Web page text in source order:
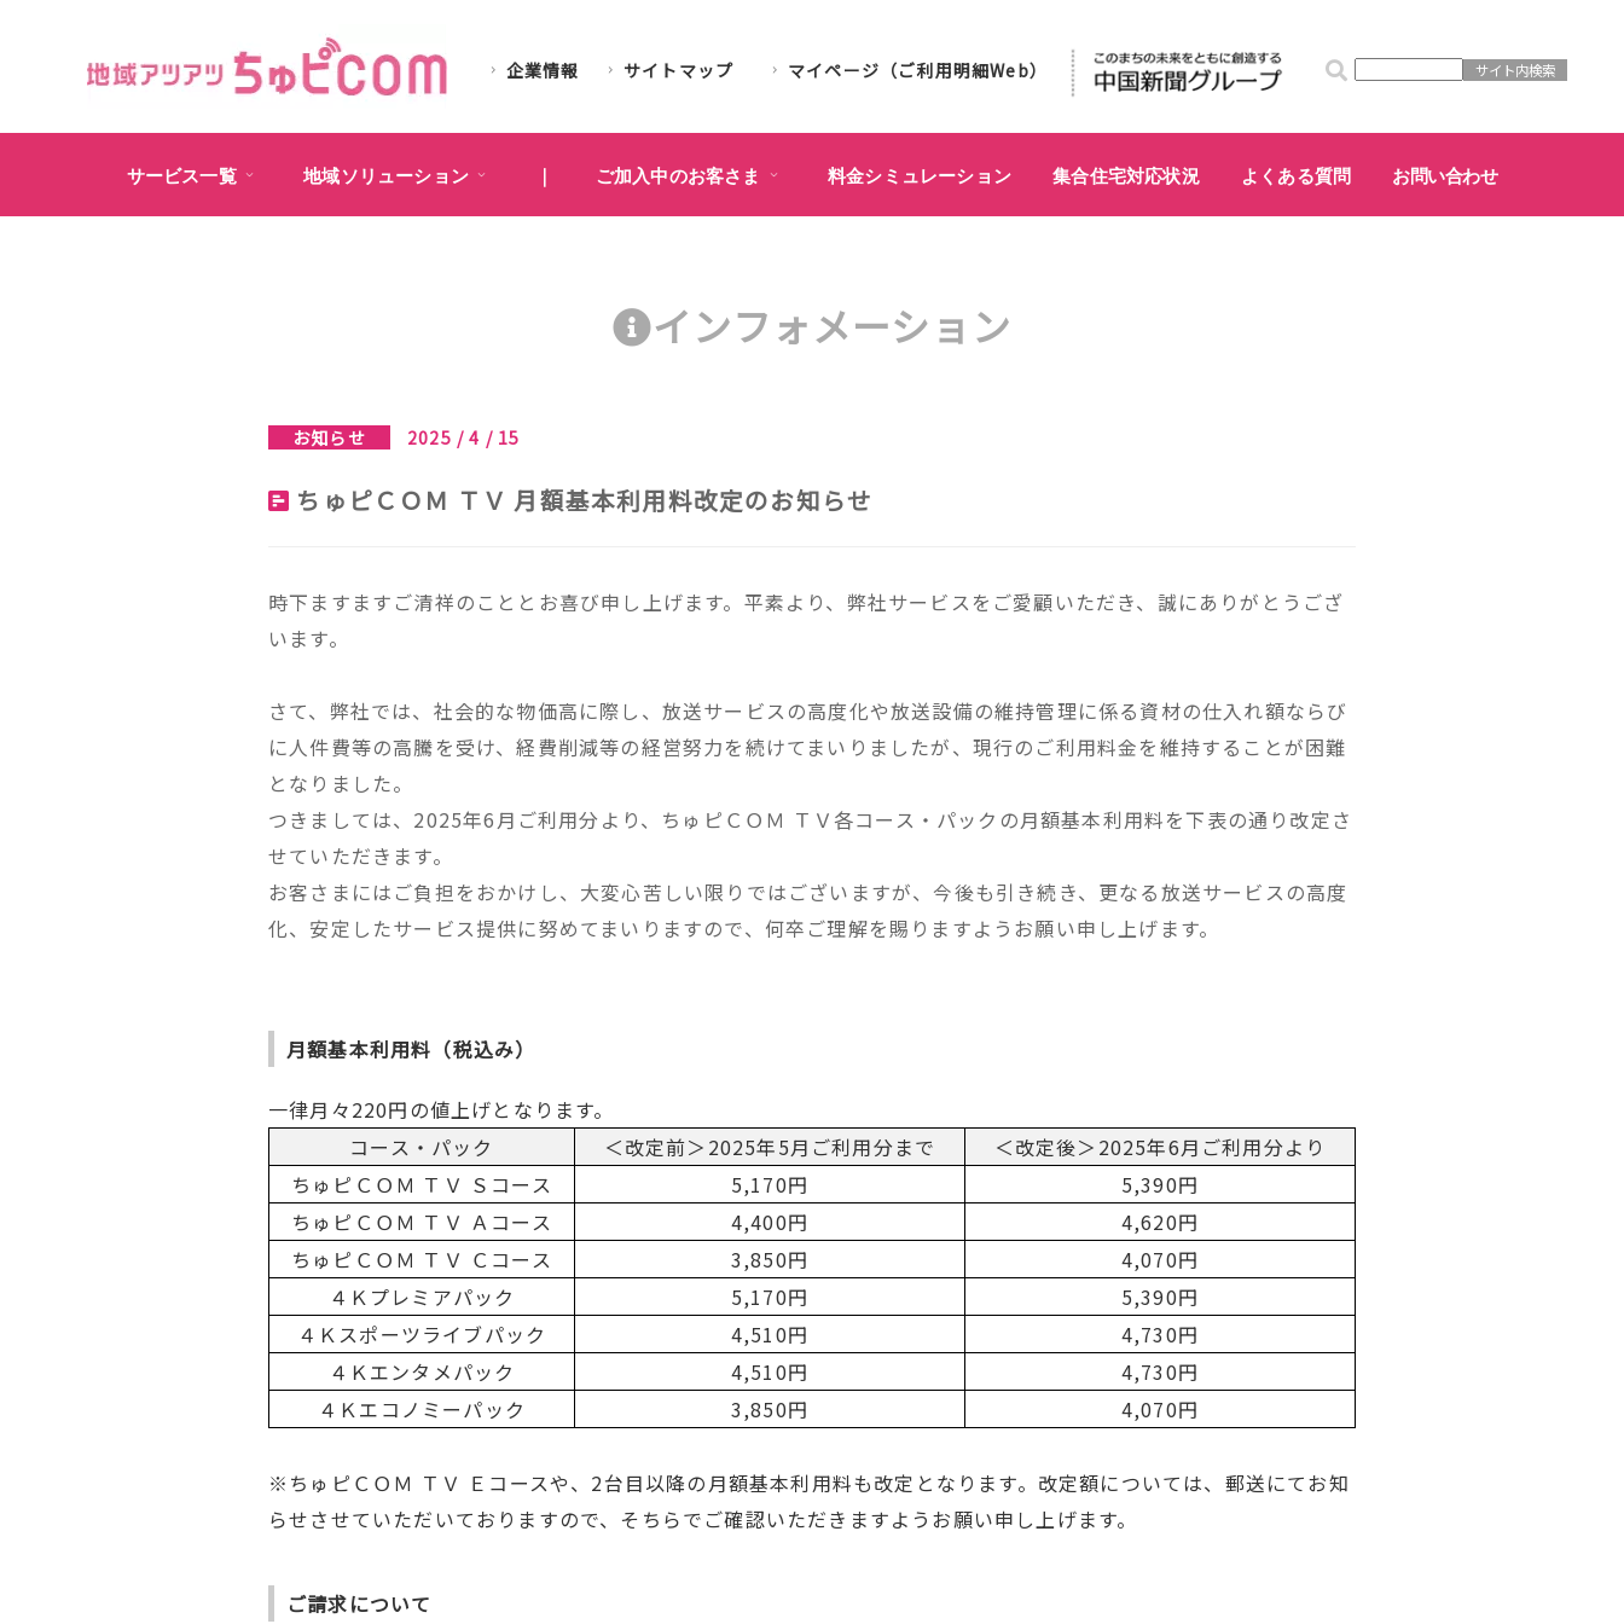
企業情報 サイトマップ マイページ（ご利用明細Web）
サービス一覧 地域ソリューション ご加入中のお客さま 料金シミュレーション 集合住宅対応状況 よくある質問 お問い合わせ
インフォメーション
お知らせ 2025 / 4 / 15
ちゅピＣＯＭ ＴＶ 月額基本利用料改定のお知らせ
時下ますますご清祥のこととお喜び申し上げます。平素より、弊社サービスをご愛顧いただき、誠にありがとうござ
います。
さて、弊社では、社会的な物価高に際し、放送サービスの高度化や放送設備の維持管理に係る資材の仕入れ額ならび
に人件費等の高騰を受け、経費削減等の経営努力を続けてまいりましたが、現行のご利用料金を維持することが困難
となりました。
つきましては、2025年6月ご利用分より、ちゅピＣＯＭ ＴＶ各コース・パックの月額基本利用料を下表の通り改定さ
せていただきます。
お客さまにはご負担をおかけし、大変心苦しい限りではございますが、今後も引き続き、更なる放送サービスの高度
化、安定したサービス提供に努めてまいりますので、何卒ご理解を賜りますようお願い申し上げます。
月額基本利用料（税込み）
一律月々220円の値上げとなります。
コース・パック
＜改定前＞2025年5月ご利用分まで
＜改定後＞2025年6月ご利用分より
ちゅピＣＯＭ ＴＶ Ｓコース
5,170円
5,390円
ちゅピＣＯＭ ＴＶ Ａコース
4,400円
4,620円
ちゅピＣＯＭ ＴＶ Ｃコース
3,850円
4,070円
４Ｋプレミアパック
5,170円
5,390円
４Ｋスポーツライブパック
4,510円
4,730円
４Ｋエンタメパック
4,510円
4,730円
４Ｋエコノミーパック
3,850円 4,070円
※ちゅピＣＯＭ ＴＶ Ｅコースや、2台目以降の月額基本利用料も改定となります。改定額については、郵送にてお知
らせさせていただいておりますので、そちらでご確認いただきますようお願い申し上げます。
ご請求について